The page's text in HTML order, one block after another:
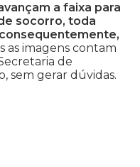
a faixa para
socorro, toda
as imagens contam
de
sem gerar dúvidas.